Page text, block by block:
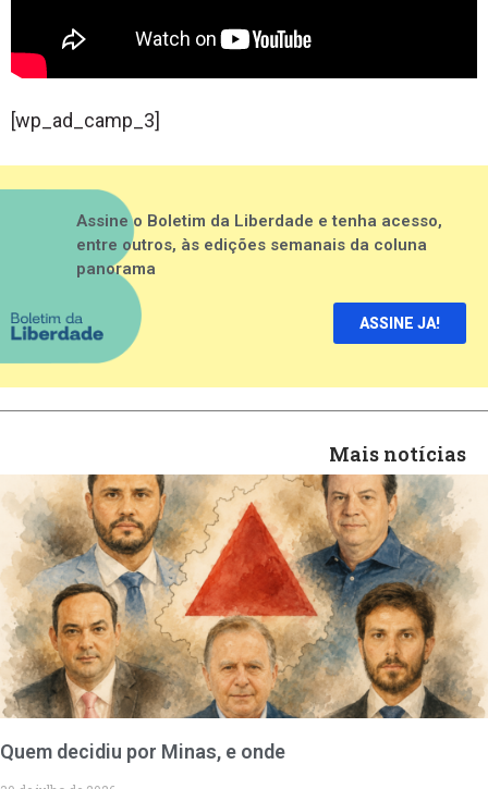
[wp_ad_camp_3]
Assine o Boletim da Liberdade e tenha acesso,
entre outros, às edições semanais da coluna
panorama
ASSINE JA!
Mais notícias
Quem decidiu por Minas, e onde